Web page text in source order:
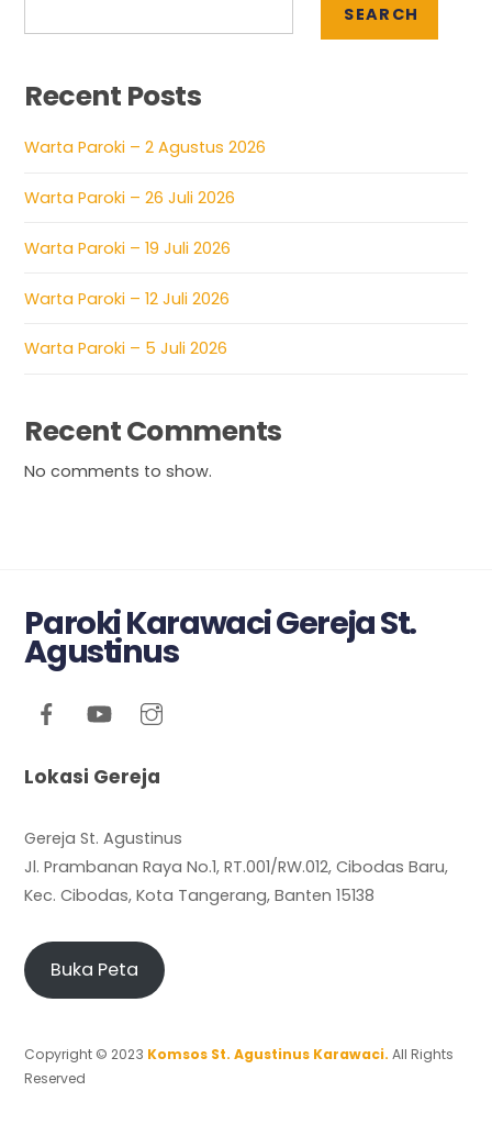
SEARCH
Recent Posts
Warta Paroki – 2 Agustus 2026
Warta Paroki – 26 Juli 2026
Warta Paroki – 19 Juli 2026
Warta Paroki – 12 Juli 2026
Warta Paroki – 5 Juli 2026
Recent Comments
No comments to show.
Paroki Karawaci Gereja St.
Agustinus
Lokasi Gereja
Gereja St. Agustinus
Jl. Prambanan Raya No.1, RT.001/RW.012, Cibodas Baru,
Kec. Cibodas, Kota Tangerang, Banten 15138
Buka Peta
Copyright © 2023 Komsos St. Agustinus Karawaci. All Rights
Reserved